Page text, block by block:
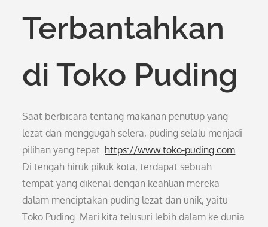
Terbantahkan
di Toko Puding
Saat berbicara tentang makanan penutup yang
lezat dan menggugah selera, puding selalu menjadi
pilihan yang tepat. https://www.toko-puding.com
Di tengah hiruk pikuk kota, terdapat sebuah
tempat yang dikenal dengan keahlian mereka
dalam menciptakan puding lezat dan unik, yaitu
Toko Puding. Mari kita telusuri lebih dalam ke dunia